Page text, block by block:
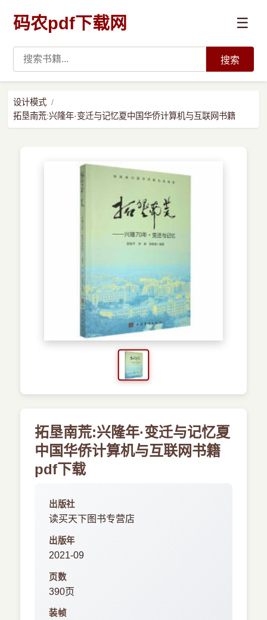
码农pdf下载网 ☰
数据科学与人工智能
搜索
设计模式
拓垦南荒:兴隆年·变迁与记忆夏中国华侨计算机与互联网书籍
拓垦南荒:兴隆年·变迁与记忆夏
中国华侨计算机与互联网书籍
pdf下载
出版社
读买天下图书专营店
出版年
2021-09
页数
390页
装帧